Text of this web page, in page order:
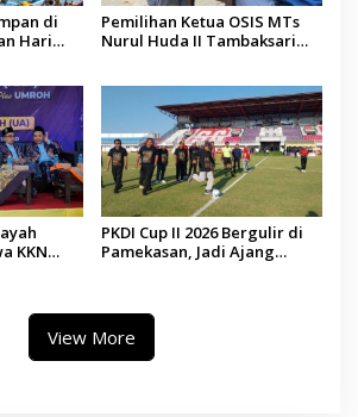
di
Hari
Pemilihan Ketua OSIS MTs
Nurul Huda II Tambaksari
KKN
PKDI Cup II 2026 Bergulir di
Pamekasan, Jadi Ajang
View More